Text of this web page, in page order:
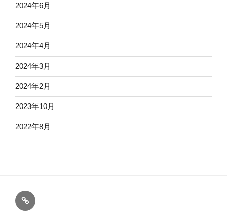
2024年6月
2024年5月
2024年4月
2024年3月
2024年2月
2023年10月
2022年8月
オ
ン